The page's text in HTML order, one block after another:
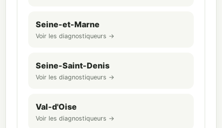
Seine-et-Marne
Voir les diagnostiqueurs →
Seine-Saint-Denis
Voir les diagnostiqueurs →
Val-d'Oise
Voir les diagnostiqueurs →